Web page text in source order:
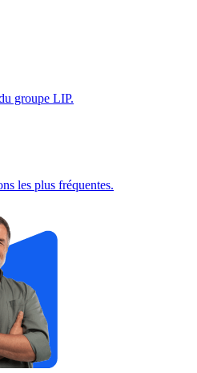
groupe LIP.
les plus fréquentes.